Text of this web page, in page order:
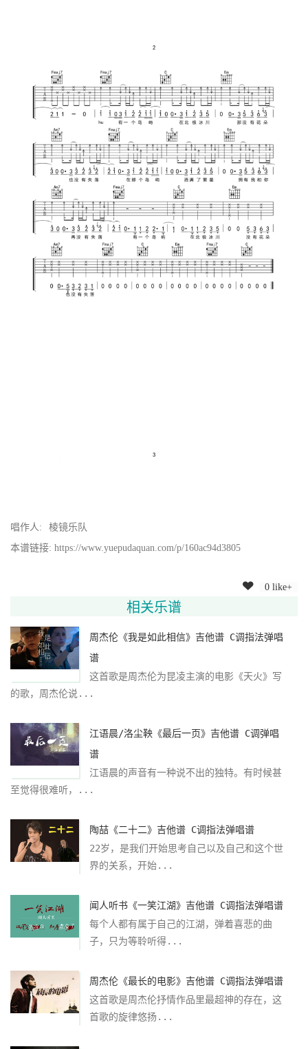
唱作人:
棱镜乐队
本谱链接: https://www.yuepudaquan.com/p/160ac94d3805
0 like+
相关乐谱
周杰伦《我是如此相信》吉他谱 C调指法弹唱
谱
这首歌是周杰伦为昆凌主演的电影《天火》写
的歌，周杰伦说...
江语晨/洛尘鞅《最后一页》吉他谱 C调弹唱
谱
江语晨的声音有一种说不出的独特。有时候甚
至觉得很难听，...
陶喆《二十二》吉他谱 C调指法弹唱谱
22岁，是我们开始思考自己以及自己和这个世
界的关系，开始...
闻人听书《一笑江湖》吉他谱 C调指法弹唱谱
每个人都有属于自己的江湖，弹着喜悲的曲
子，只为等聆听得...
周杰伦《最长的电影》吉他谱 C调指法弹唱谱
这首歌是周杰伦抒情作品里最超神的存在，这
首歌的旋律悠扬...